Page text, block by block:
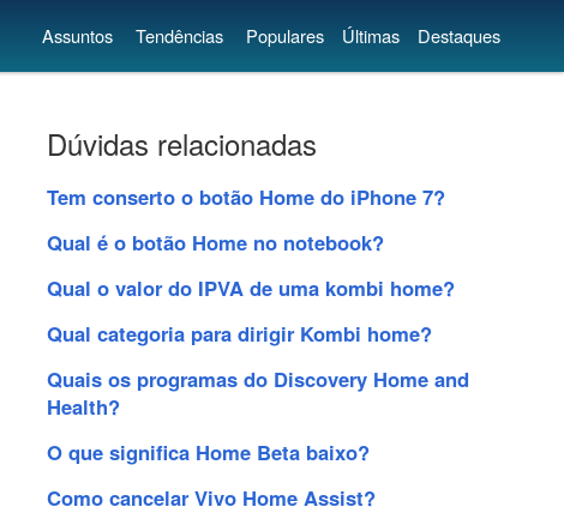
Assuntos Tendências Populares Últimas Destaques
Dúvidas relacionadas
Tem conserto o botão Home do iPhone 7?
Qual é o botão Home no notebook?
Qual o valor do IPVA de uma kombi home?
Qual categoria para dirigir Kombi home?
Quais os programas do Discovery Home and
Health?
O que significa Home Beta baixo?
Como cancelar Vivo Home Assist?